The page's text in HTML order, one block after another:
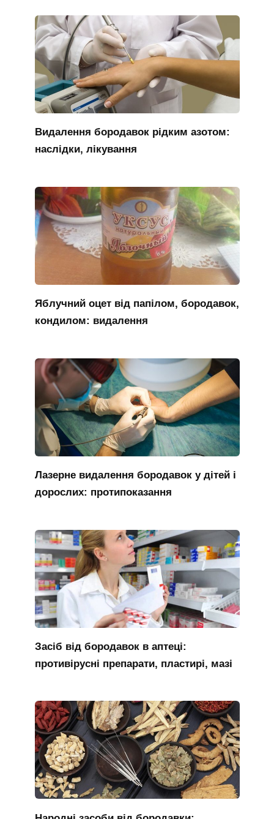
Видалення бородавок рідким азотом:
наслідки, лікування
Яблучний оцет від папілом, бородавок,
кондилом: видалення
Лазерне видалення бородавок у дітей і
дорослих: протипоказання
Засіб від бородавок в аптеці:
противірусні препарати, пластирі, мазі